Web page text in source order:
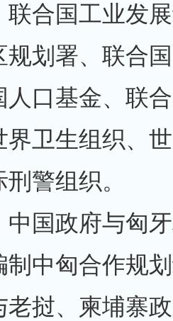
联合国工业发
规划署、联合
人口基金、联
界卫生组织、
警组织。
国政府与匈牙
制中匈合作规
老挝、柬埔寨